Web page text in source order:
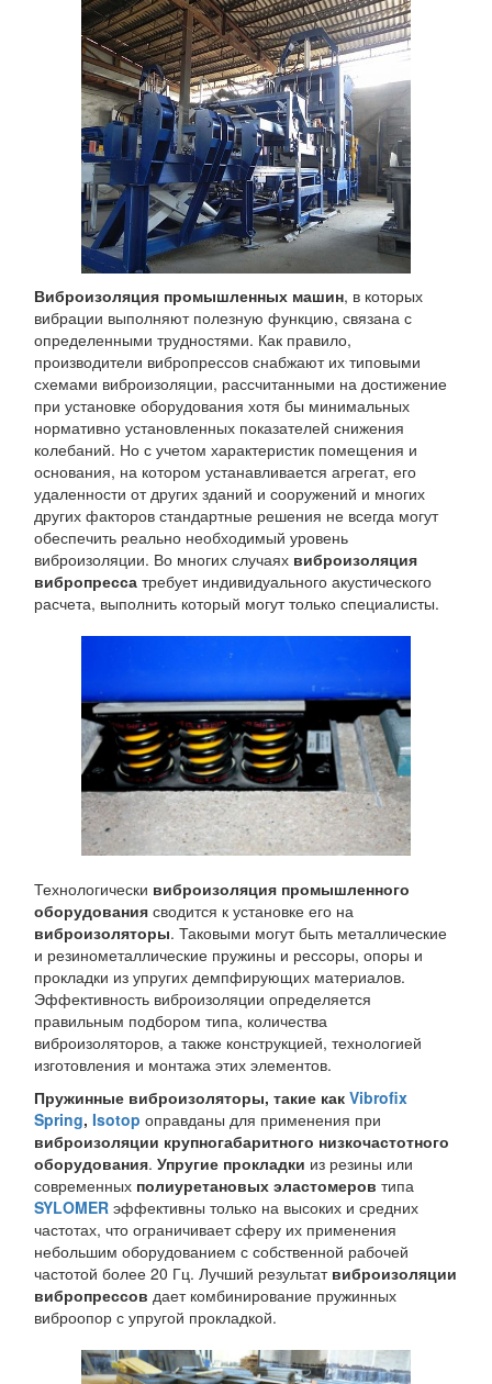
Виброизоляция промышленных машин, в которых
вибрации выполняют полезную функцию, связана с
определенными трудностями. Как правило,
производители вибропрессов снабжают их типовыми
схемами виброизоляции, рассчитанными на достижение
при установке оборудования хотя бы минимальных
нормативно установленных показателей снижения
колебаний. Но с учетом характеристик помещения и
основания, на котором устанавливается агрегат, его
удаленности от других зданий и сооружений и многих
других факторов стандартные решения не всегда могут
обеспечить реально необходимый уровень
виброизоляции. Во многих случаях виброизоляция
вибропресса требует индивидуального акустического
расчета, выполнить который могут только специалисты.
Технологически виброизоляция промышленного
оборудования сводится к установке его на
виброизоляторы. Таковыми могут быть металлические
и резинометаллические пружины и рессоры, опоры и
прокладки из упругих демпфирующих материалов.
Эффективность виброизоляции определяется
правильным подбором типа, количества
виброизоляторов, а также конструкцией, технологией
изготовления и монтажа этих элементов.
Пружинные виброизоляторы, такие как Vibrofix
Spring, Isotop оправданы для применения при
виброизоляции крупногабаритного низкочастотного
оборудования. Упругие прокладки из резины или
современных полиуретановых эластомеров типа
SYLOMER эффективны только на высоких и средних
частотах, что ограничивает сферу их применения
небольшим оборудованием с собственной рабочей
частотой более 20 Гц. Лучший результат виброизоляции
вибропрессов дает комбинирование пружинных
виброопор с упругой прокладкой.